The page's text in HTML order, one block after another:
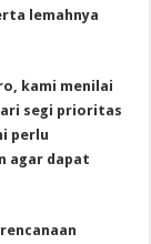
lemahnya
kami menilai
segi prioritas
perlu
agar dapat